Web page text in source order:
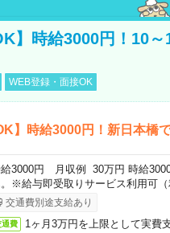
】時給3000円！10
WEB登録・面接OK
】時給3000円！新日本橋
3000円 月収例 30万円 時給
。※給与即受取りサービス利用可（
交通費別途支給あり
通費 1ヶ月3万円を上限として実費